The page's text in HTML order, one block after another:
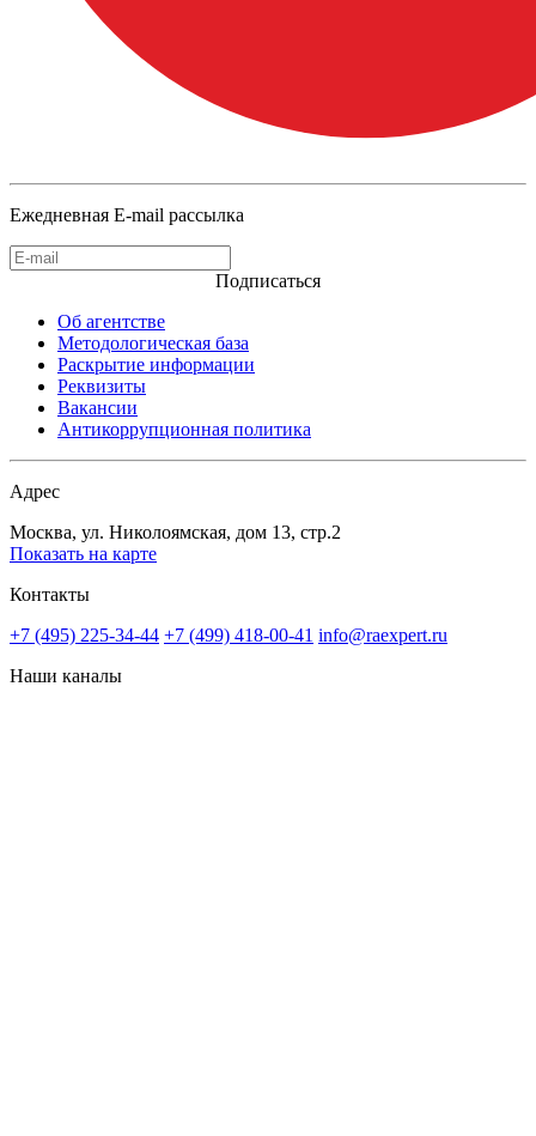
Ежедневная E-mail рассылка
Подписаться
Об агентстве
Методологическая база
Раскрытие информации
Реквизиты
Вакансии
Антикоррупционная политика
Адрес
Москва, ул. Николоямская, дом 13, стр.2
Показать на карте
Контакты
+7 (495) 225-34-44 +7 (499) 418-00-41 info@raexpert.ru
Наши каналы